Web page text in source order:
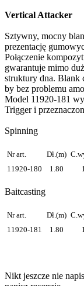
Vertical Attacker
Sztywny, mocny
prezentację
Połączenie
gwarantuje mimo
struktury dna. Blank
by bez problemu
Model 11920-181
Trigger i
Spinning
Nr art. Dł.(m)
11920-180
1.80
Baitcasting
Nr art. Dł.(m)
11920-181
1.80
Nikt jeszcze nie